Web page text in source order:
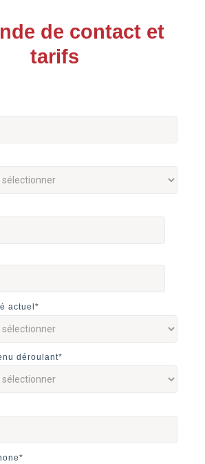
de contact et
tarifs
actuel *
déroulant*
*